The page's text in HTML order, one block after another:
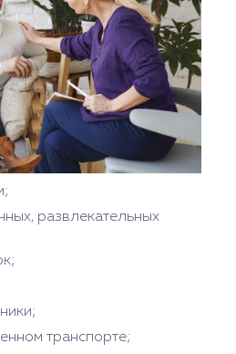
развлекательных
транспорте;